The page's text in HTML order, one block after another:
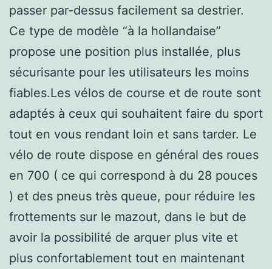
passer par-dessus facilement sa destrier.
Ce type de modèle “à la hollandaise”
propose une position plus installée, plus
sécurisante pour les utilisateurs les moins
fiables.Les vélos de course et de route sont
adaptés à ceux qui souhaitent faire du sport
tout en vous rendant loin et sans tarder. Le
vélo de route dispose en général des roues
en 700 ( ce qui correspond à du 28 pouces
) et des pneus très queue, pour réduire les
frottements sur le mazout, dans le but de
avoir la possibilité de arquer plus vite et
plus confortablement tout en maintenant